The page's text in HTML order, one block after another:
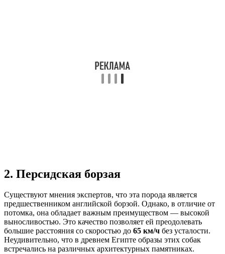
2. Персидская борзая
Существуют мнения экспертов, что эта порода является
предшественником английской борзой. Однако, в отличие от
потомка, она обладает важным преимуществом — высокой
выносливостью. Это качество позволяет ей преодолевать
большие расстояния со скоростью до 65 км/ч без усталости.
Неудивительно, что в древнем Египте образы этих собак
встречались на различных архитектурных памятниках.